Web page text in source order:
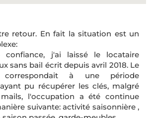
retour. En fait la situation est un
confiance, j'ai laissé le locataire
sans bail écrit depuis avril 2018. Le
à une période
pu récupérer les clés, malgré
l'occupation a été continue
suivante: activité saisonnière ,